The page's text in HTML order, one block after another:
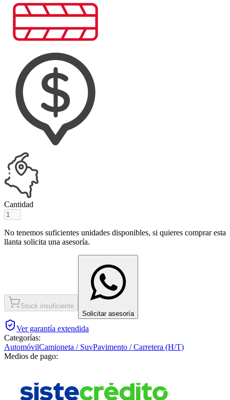
Cantidad
No tenemos suficientes unidades disponibles, si quieres comprar esta
llanta solicita una asesoría.
Stock insuficiente
Solicitar asesoría
Ver garantía extendida
Categorías:
AutomóvilCamioneta / SuvPavimento / Carretera (H/T)
Medios de pago: